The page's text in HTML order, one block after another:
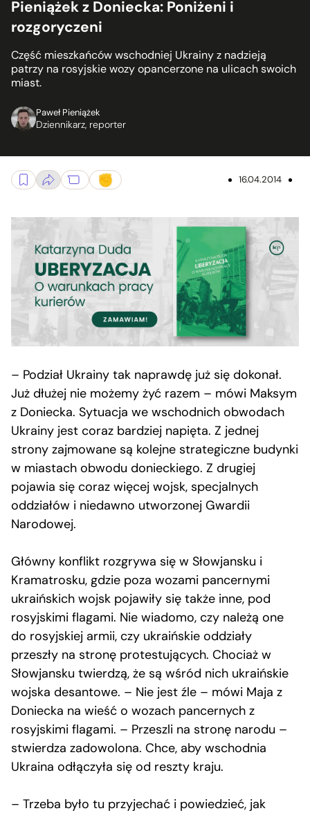
Pieniążek z Doniecka: Poniżeni i
rozgoryczeni
Część mieszkańców wschodniej Ukrainy z nadzieją
patrzy na rosyjskie wozy opancerzone na ulicach swoich
miast.
Paweł Pieniążek
Dziennikarz, reporter
16.04.2014
– Podział Ukrainy tak naprawdę już się dokonał.
Już dłużej nie możemy żyć razem – mówi Maksym
z Doniecka. Sytuacja we wschodnich obwodach
Ukrainy jest coraz bardziej napięta. Z jednej
strony zajmowane są kolejne strategiczne budynki
w miastach obwodu donieckiego. Z drugiej
pojawia się coraz więcej wojsk, specjalnych
oddziałów i niedawno utworzonej Gwardii
Narodowej.
Główny konflikt rozgrywa się w Słowjansku i
Kramatrosku, gdzie poza wozami pancernymi
ukraińskich wojsk pojawiły się także inne, pod
rosyjskimi flagami. Nie wiadomo, czy należą one
do rosyjskiej armii, czy ukraińskie oddziały
przeszły na stronę protestujących. Chociaż w
Słowjansku twierdzą, że są wśród nich ukraińskie
wojska desantowe. – Nie jest źle – mówi Maja z
Doniecka na wieść o wozach pancernych z
rosyjskimi flagami. – Przeszli na stronę narodu –
stwierdza zadowolona. Chce, aby wschodnia
Ukraina odłączyła się od reszty kraju.
– Trzeba było tu przyjechać i powiedzieć, jak